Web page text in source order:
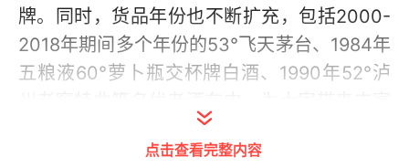
牌。同时，货品年份也不断扩充，包括2000-
2018年期间多个年份的53°飞天茅台、1984年
五粮液60°萝卜瓶交杯牌白酒、1990年52°泸
点击查看完整内容